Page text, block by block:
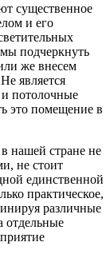
существенное
и его
подчеркнуть
же внесем
является
потолочные
это помещение в
нашей стране не
не стоит
единственной
практическое,
различные
отдельные